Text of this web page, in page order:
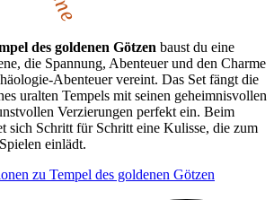
des goldenen Götzen baust du eine
die Spannung, Abenteuer und den Charme
Abenteuer vereint. Das Set fängt die
uralten Tempels mit seinen geheimnisvollen
Verzierungen perfekt ein. Beim
sich Schritt für Schritt eine Kulisse, die zum
einlädt.
zu Tempel des goldenen Götzen